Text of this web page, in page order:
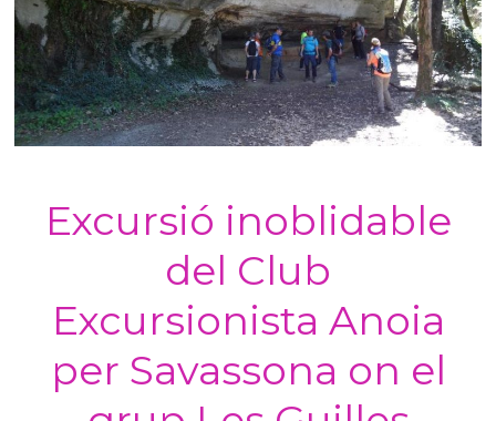
Excursió inoblidable
del Club
Excursionista Anoia
per Savassona on el